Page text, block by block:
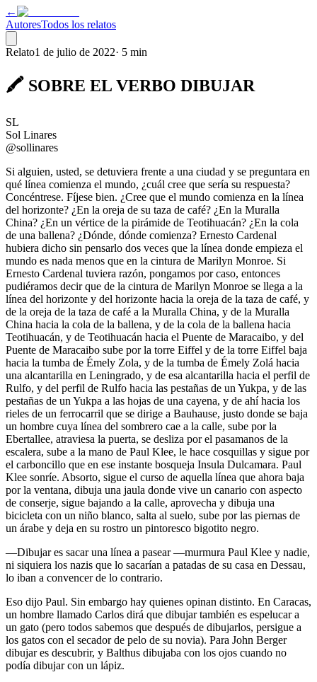
←
AutoresTodos los relatos
Relato1 de julio de 2022· 5 min
🖍️ SOBRE EL VERBO DIBUJAR
SL
Sol Linares
@sollinares
Si alguien, usted, se detuviera frente a una ciudad y se preguntara en
qué línea comienza el mundo, ¿cuál cree que sería su respuesta?
Concéntrese. Fíjese bien. ¿Cree que el mundo comienza en la línea
del horizonte? ¿En la oreja de su taza de café? ¿En la Muralla
China? ¿En un vértice de la pirámide de Teotihuacán? ¿En la cola
de una ballena? ¿Dónde, dónde comienza? Ernesto Cardenal
hubiera dicho sin pensarlo dos veces que la línea donde empieza el
mundo es nada menos que en la cintura de Marilyn Monroe. Si
Ernesto Cardenal tuviera razón, pongamos por caso, entonces
pudiéramos decir que de la cintura de Marilyn Monroe se llega a la
línea del horizonte y del horizonte hacia la oreja de la taza de café, y
de la oreja de la taza de café a la Muralla China, y de la Muralla
China hacia la cola de la ballena, y de la cola de la ballena hacia
Teotihuacán, y de Teotihuacán hacia el Puente de Maracaibo, y del
Puente de Maracaibo sube por la torre Eiffel y de la torre Eiffel baja
hacia la tumba de Émely Zola, y de la tumba de Émely Zolá hacia
una alcantarilla en Leningrado, y de esa alcantarilla hacia el perfil de
Rulfo, y del perfil de Rulfo hacia las pestañas de un Yukpa, y de las
pestañas de un Yukpa a las hojas de una cayena, y de ahí hacia los
rieles de un ferrocarril que se dirige a Bauhause, justo donde se baja
un hombre cuya línea del sombrero cae a la calle, sube por la
Ebertallee, atraviesa la puerta, se desliza por el pasamanos de la
escalera, sube a la mano de Paul Klee, le hace cosquillas y sigue por
el carboncillo que en ese instante bosqueja Insula Dulcamara. Paul
Klee sonríe. Absorto, sigue el curso de aquella línea que ahora baja
por la ventana, dibuja una jaula donde vive un canario con aspecto
de conserje, sigue bajando a la calle, aprovecha y dibuja una
bicicleta con un niño blanco, salta al suelo, sube por las piernas de
un árabe y deja en su rostro un pintoresco bigotito negro.
―Dibujar es sacar una línea a pasear ―murmura Paul Klee y nadie,
ni siquiera los nazis que lo sacarían a patadas de su casa en Dessau,
lo iban a convencer de lo contrario.
Eso dijo Paul. Sin embargo hay quienes opinan distinto. En Caracas,
un hombre llamado Carlos dirá que dibujar también es espelucar a
un gato (pero todos sabemos que después de dibujarlos, persigue a
los gatos con el secador de pelo de su novia). Para John Berger
dibujar es descubrir, y Balthus dibujaba con los ojos cuando no
podía dibujar con un lápiz.